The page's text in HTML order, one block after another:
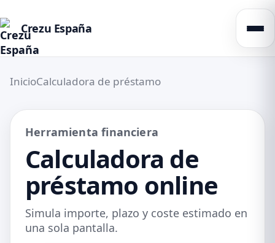
Crezu España
InicioCalculadora de préstamo
Herramienta financiera
Calculadora de
préstamo online
Simula importe, plazo y coste estimado en
una sola pantalla.